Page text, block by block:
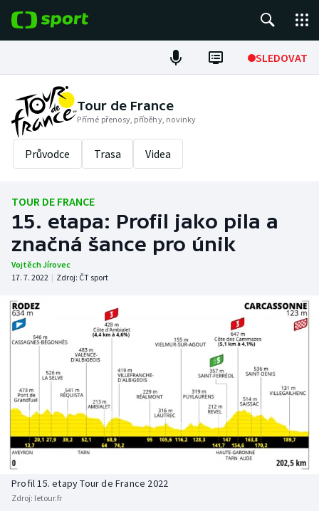
SLEDOVAT
ME v atletice
ME v plavání
Fotbal
Tenis
DALŠÍ SPORTY
Atletika
Baseball a softbal
Basketbal
Biatlon
Box
Soutěže
Historické návraty
Aplikace ČT sport
AZ kvíz
Tour de France
Přímé přenosy, příběhy, novinky
Průvodce Trasa Videa
TOUR DE FRANCE
15. etapa: Profil jako pila a
značná šance pro únik
Vojtěch Jírovec
17. 7. 2022 | Zdroj: ČT sport
Profil 15. etapy Tour de France 2022
Zdroj: letour.fr